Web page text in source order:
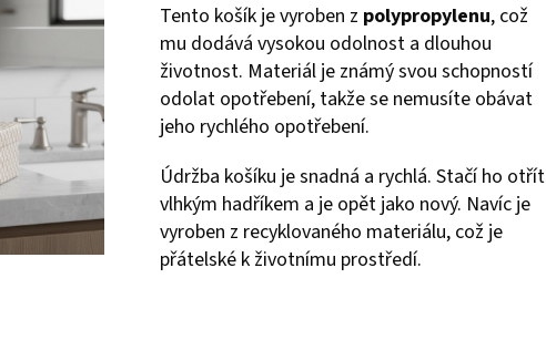
Tento košík je vyroben z polypropylenu, což
mu dodává vysokou odolnost a dlouhou
životnost. Materiál je známý svou schopností
odolat opotřebení, takže se nemusíte obávat
jeho rychlého opotřebení.
Údržba košíku je snadná a rychlá. Stačí ho otřít
vlhkým hadříkem a je opět jako nový. Navíc je
vyroben z recyklovaného materiálu, což je
přátelské k životnímu prostředí.